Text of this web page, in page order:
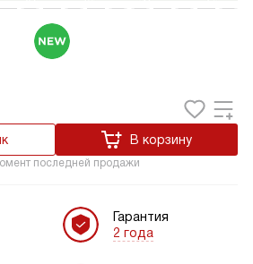
В корзину
последней продажи
Гарантия
2 года